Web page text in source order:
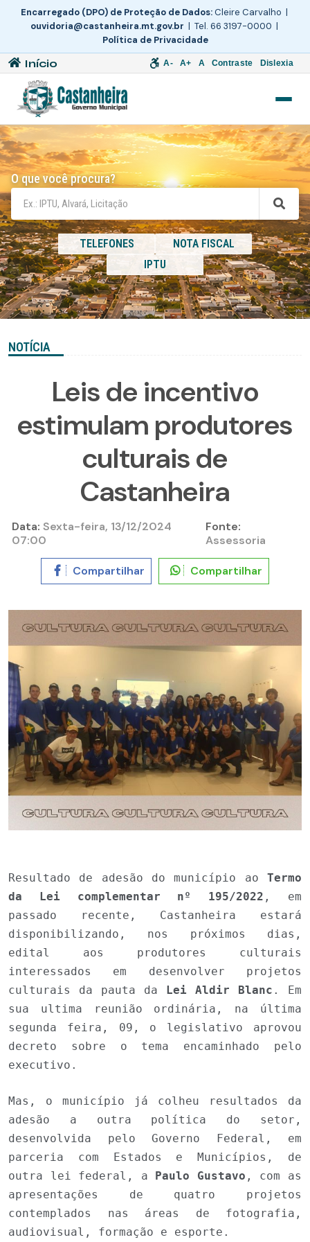
Encarregado (DPO) de Proteção de Dados:Cleire Carvalho |
ouvidoria@castanheira.mt.gov.br | Tel. 66 3197-0000 |
Política de Privacidade
Início A- A+ A Contraste Dislexia
O que você procura?
TELEFONES
NOTA FISCAL
IPTU
NOTÍCIA
Leis de incentivo
estimulam produtores
culturais de
Castanheira
Data: Sexta-feira, 13/12/2024
07:00
Fonte:
Assessoria
Compartilhar Compartilhar
Resultado de adesão do município ao Termo
da Lei complementar nº 195/2022 , em
passado recente, Castanheira estará
disponibilizando, nos próximos dias,
edital aos produtores culturais
interessados em desenvolver projetos
culturais da pauta da
Lei Aldir Blanc . Em
sua ultima reunião ordinária, na última
segunda feira, 09, o legislativo aprovou
decreto sobre o tema encaminhado pelo
executivo.
Mas, o município já colheu resultados da
adesão a outra política do setor,
desenvolvida pelo Governo Federal, em
parceria com Estados e Municípios, de
outra lei federal, a
Paulo Gustavo , com as
apresentações de quatro projetos
contemplados nas áreas de fotografia,
audiovisual, formação e esporte.